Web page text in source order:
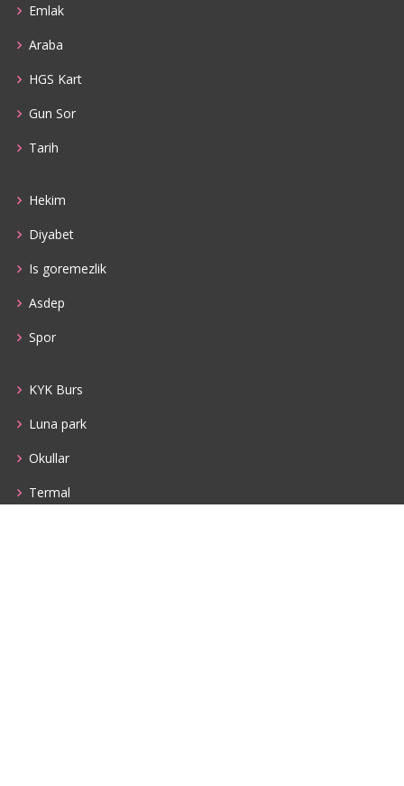
Emlak
Araba
HGS Kart
Gun Sor
Tarih
Hekim
Diyabet
Is goremezlik
Asdep
Spor
KYK Burs
Luna park
Okullar
Termal